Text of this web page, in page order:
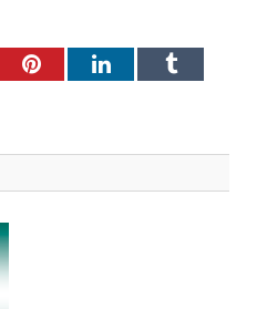
PinterestLinkedInTumblr